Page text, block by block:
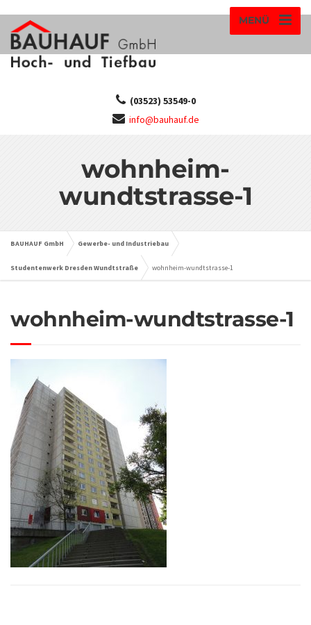
MENÜ
(03523) 53549-0
info@bauhauf.de
wohnheim-
wundtstrasse-1
BAUHAUF GmbH Gewerbe- und Industriebau
Studentenwerk Dresden Wundtstraße wohnheim-wundtstrasse-1
wohnheim-wundtstrasse-1